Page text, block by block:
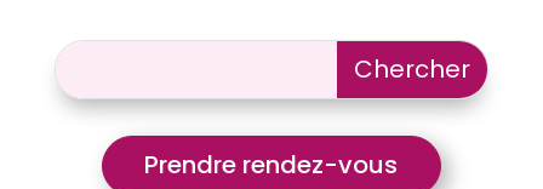
Prendre rendez-vous